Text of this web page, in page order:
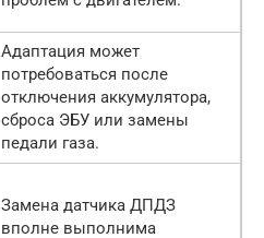
Адаптация может
потребоваться после
отключения аккумулятора,
сброса ЭБУ или замены
педали газа.
Замена датчика ДПДЗ
вполне выполнима